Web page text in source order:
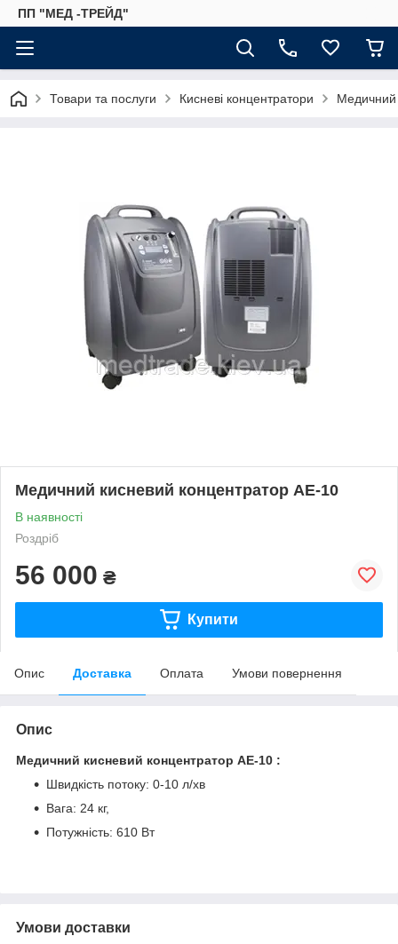
ПП "МЕД -ТРЕЙД"
Товари та послуги Кисневі концентратори Медичний
Медичний кисневий концентратор AE-10
В наявності
Роздріб
56 000 ₴
Купити
Опис Доставка Оплата Умови повернення
Опис
Медичний кисневий концентратор AE-10 :
Швидкість потоку: 0-10 л/хв
Вага: 24 кг,
Потужність: 610 Вт
Умови доставки